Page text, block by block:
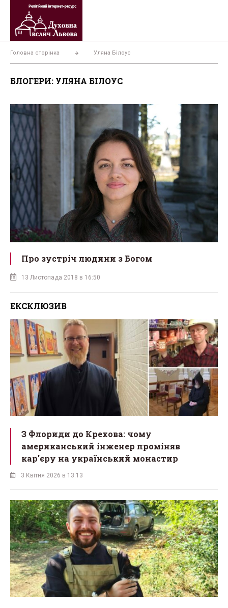
Перейти
вмісту
Головна сторінка Уляна Білоус
БЛОГЕРИ: УЛЯНА БІЛОУС
Про зустріч людини з Богом
13 Листопада 2018 в 16:50
ЕКСКЛЮЗИВ
З Флориди до Крехова: чому
американський інженер проміняв
кар'єру на український монастир
3 Квітня 2026 в 13:13